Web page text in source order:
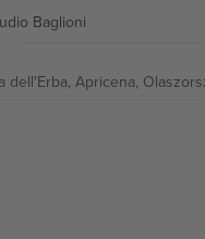
Baglioni
dell'Erba,Apricena,